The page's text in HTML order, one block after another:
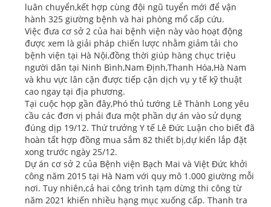
luân chuyển,kết hợp cùng đội ngũ tuyển mới để vận
hành 325 giường bệnh và hai phòng mổ cấp cứu.
Việc đưa cơ sở 2 của hai bệnh viện này vào hoạt động
được xem là giải pháp chiến lược nhằm giảm tải cho
bệnh viện tại Hà Nội,đồng thời giúp hàng chục triệu
người dân tại Ninh Bình,Nam Định,Thanh Hóa,Hà Nam
và khu vực lân cận được tiếp cận dịch vụ y tế kỹ thuật
cao ngay tại địa phương.
Tại cuộc họp gần đây,Phó thủ tướng Lê Thành Long yêu
cầu các đơn vị phải đưa một phần dự án vào sử dụng
đúng dịp 19/12. Thứ trưởng Y tế Lê Đức Luận cho biết đã
hoàn tất hợp đồng mua sắm 82 thiết bị,dự kiến lắp đặt
xong trước ngày 25/12.
Dự án cơ sở 2 của Bệnh viện Bạch Mai và Việt Đức khởi
công năm 2015 tại Hà Nam với quy mô 1.000 giường mỗi
nơi. Tuy nhiên,cả hai công trình tạm dừng thi công từ
năm 2021 khiến nhiều hạng mục xuống cấp. Thanh tra